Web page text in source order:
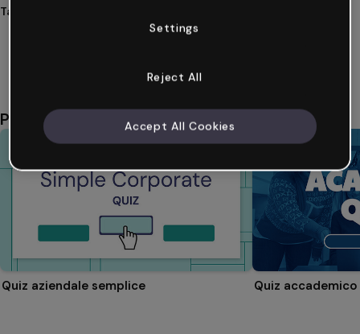
Tags
indovinare
Potrebbe piacerti anche
Quiz aziendale semplice Quiz accademico
Settings
Reject All
Accept All Cookies